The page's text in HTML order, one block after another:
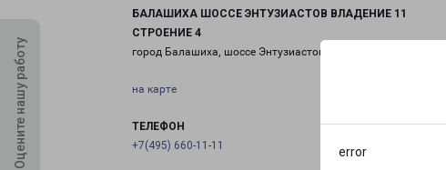
error
Оцените нашу работу
БАЛАШИХА ШОССЕ ЭНТУЗИАСТОВ ВЛАДЕНИЕ 11
СТРОЕНИЕ 4
город Балашиха, шоссе Энтузиастов, 11 строение 4
на карте
ТЕЛЕФОН
+7(495) 660-11-11